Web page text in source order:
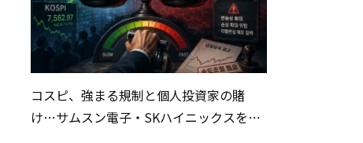
コスピ、強まる規制と個人投資家の賭
け…サムスン電子・SKハイニックスを巡